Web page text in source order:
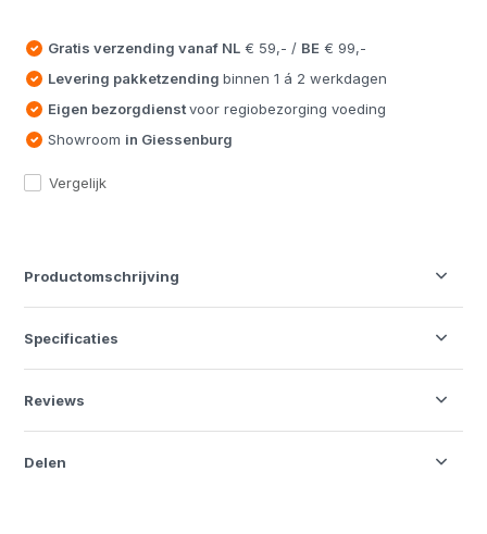
Gratis verzending vanaf NL € 59,- / BE € 99,-
Levering pakketzendingbinnen 1 á 2 werkdagen
Eigen bezorgdienstvoor regiobezorging voeding
Showroom in Giessenburg
Vergelijk
Productomschrijving
Specificaties
Reviews
Delen